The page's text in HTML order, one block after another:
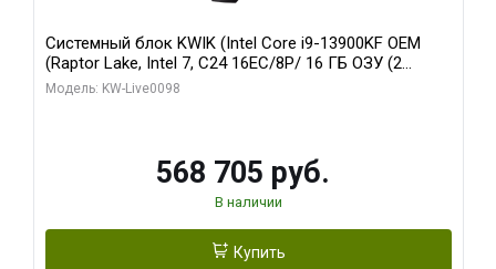
Системный блок KWIK (Intel Core i9-13900KF OEM
(Raptor Lake, Intel 7, C24 16EC/8P/ 16 ГБ ОЗУ (2
модуля)/ Afox RTX4090 24GB GDDR6X 384-Bit 3xDP
Модель: KW-Live0098
568 705 руб.
В наличии
Купить